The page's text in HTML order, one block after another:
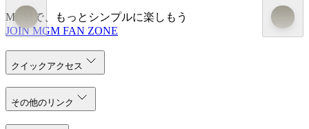
MGMで、もっとシンプルに楽しもう
JOIN MGM FAN ZONE
クイックアクセス
その他のリンク